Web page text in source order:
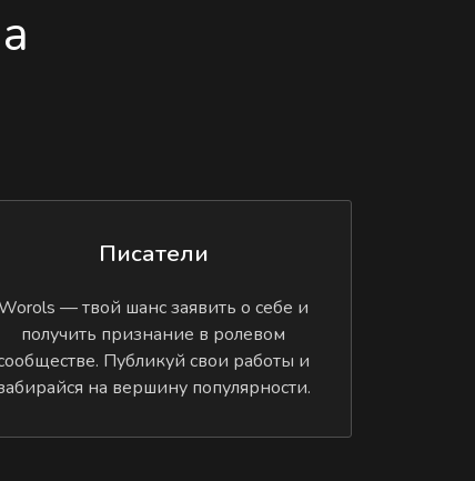
Писатели
— твой шанс заявить о себе и
получить признание в ролевом
Публикуй свои работы и
на вершину популярности.